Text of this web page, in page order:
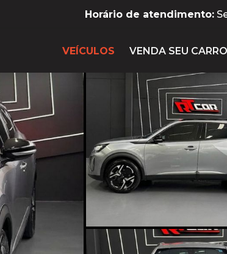
Horário de atendimento:
VEÍCULOS VENDA SEU CARRO